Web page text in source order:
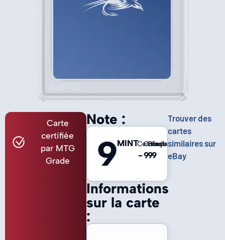
Carte
certifiée
par MTG
Grade
Informations
sur la carte
:
Note :
9MINTCentrage
-
Coins
9
Bords
9
Surface
9
Trouver des
cartes
similaires sur
eBay